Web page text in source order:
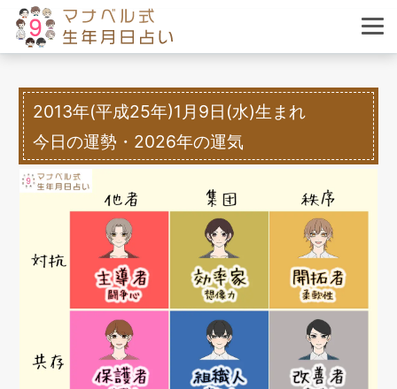
2013年(平成25年)1月9日(水)生まれ
今日の運勢・2026年の運気